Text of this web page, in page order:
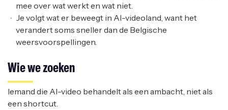
mee over wat werkt en wat niet.
Je volgt wat er beweegt in AI-videoland, want het
verandert soms sneller dan de Belgische
weersvoorspellingen.
Wie we zoeken
Iemand die AI-video behandelt als een ambacht, niet als
een shortcut.